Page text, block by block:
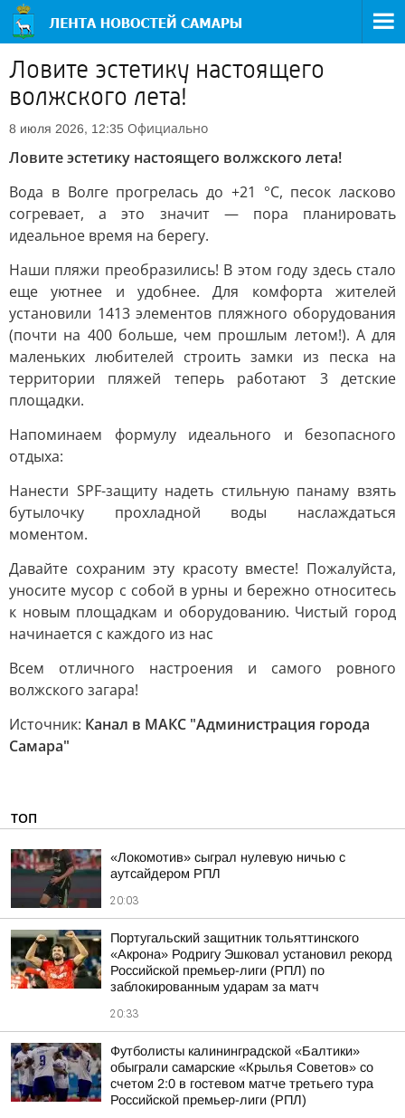
Ловите эстетику настоящего
волжского лета!
8 июля 2026, 12:35 Официально
Ловите эстетику настоящего волжского лета!
Вода в Волге прогрелась до +21 °C, песок ласково
согревает, а это значит — пора планировать
идеальное время на берегу.
Наши пляжи преобразились! В этом году здесь стало
еще уютнее и удобнее. Для комфорта жителей
установили 1413 элементов пляжного оборудования
(почти на 400 больше, чем прошлым летом!). А для
маленьких любителей строить замки из песка на
территории пляжей теперь работают 3 детские
площадки.
Напоминаем формулу идеального и безопасного
отдыха:
Нанести SPF-защиту надеть стильную панаму взять
бутылочку прохладной воды наслаждаться
моментом.
Давайте сохраним эту красоту вместе! Пожалуйста,
уносите мусор с собой в урны и бережно относитесь
к новым площадкам и оборудованию. Чистый город
начинается с каждого из нас
Всем отличного настроения и самого ровного
волжского загара!
Источник: Канал в МАКС "Администрация города
Самара"
ТОП
«Локомотив» сыграл нулевую ничью с
аутсайдером РПЛ
20:03
Португальский защитник тольяттинского
«Акрона» Родригу Эшковал установил рекорд
Российской премьер-лиги (РПЛ) по
заблокированным ударам за матч
20:33
Футболисты калининградской «Балтики»
обыграли самарские «Крылья Советов» со
счетом 2:0 в гостевом матче третьего тура
Российской премьер-лиги (РПЛ)